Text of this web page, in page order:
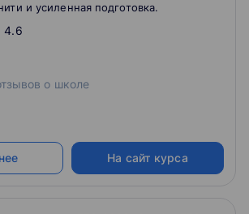
4.6
и усиленная подготовка.
о школе
На сайт курса